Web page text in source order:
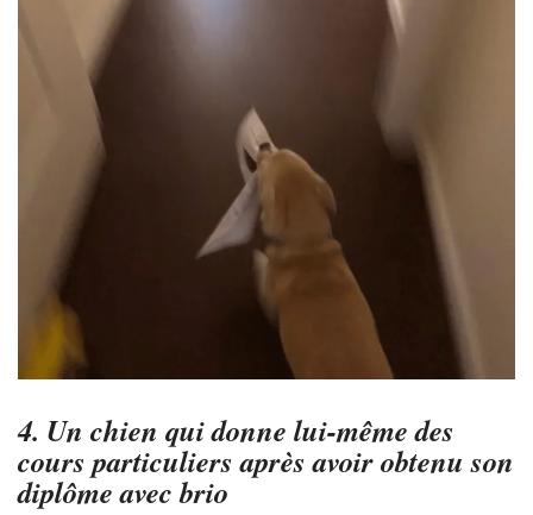
4. Un chien qui donne lui-même des
cours particuliers après avoir obtenu son
diplôme avec brio